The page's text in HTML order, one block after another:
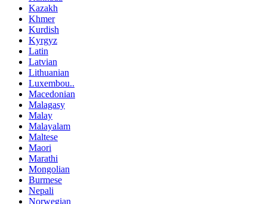
Kazakh
Khmer
Kurdish
Kyrgyz
Latin
Latvian
Lithuanian
Luxembou..
Macedonian
Malagasy
Malay
Malayalam
Maltese
Maori
Marathi
Mongolian
Burmese
Nepali
Norwegian